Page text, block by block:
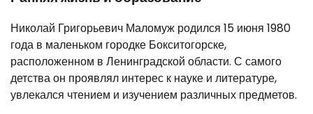
Николай Григорьевич Маломуж родился 15 июня 1980
года в маленьком городке Бокситогорске,
расположенном в Ленинградской области. С самого
детства он проявлял интерес к науке и литературе,
увлекался чтением и изучением различных предметов.